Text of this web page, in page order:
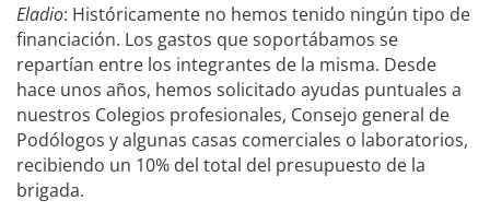
Eladio: Históricamente no hemos tenido ningún tipo de
financiación. Los gastos que soportábamos se
repartían entre los integrantes de la misma. Desde
hace unos años, hemos solicitado ayudas puntuales a
nuestros Colegios profesionales, Consejo general de
Podólogos y algunas casas comerciales o laboratorios,
recibiendo un 10% del total del presupuesto de la
brigada.